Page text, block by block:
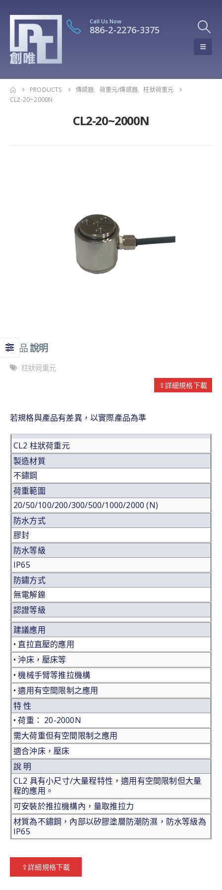
Call Us Now
886-2-2276-3375
PRODUCTS 傳感器, 荷重元/傳感器, 柱狀荷重元
CL2-20~2000N
CL2-20~2000N
產品說明
柱狀荷重元
⇪詳細規格下載
若規格與產品有差異，以實際產品為準
CL2 柱狀荷重元
製造材質
不鏽鋼
荷重範圍
20/50/100/200/300/500/1000/2000 (N)
防水方式
膠封
防水等級
IP65
防鏽方式
無電解鎳
認證等級
建議應用
• 直拉直壓的應用
• 沖床，壓床等
• 機械手臂等推拉機構
• 適用有空間限制之應用
特 性
• 荷重： 20-2000N
需大荷重但有空間限制之應用
適合沖床，壓床
說 明
CL2 具有小尺寸/大量程特性，適用有空間限制但大量
程的應用。
可安裝於推拉機構內，量取推拉力
材質為不鏽鋼，內部以矽膠塗層防潮防濕，防水等級為
IP65
⇪詳細規格下載